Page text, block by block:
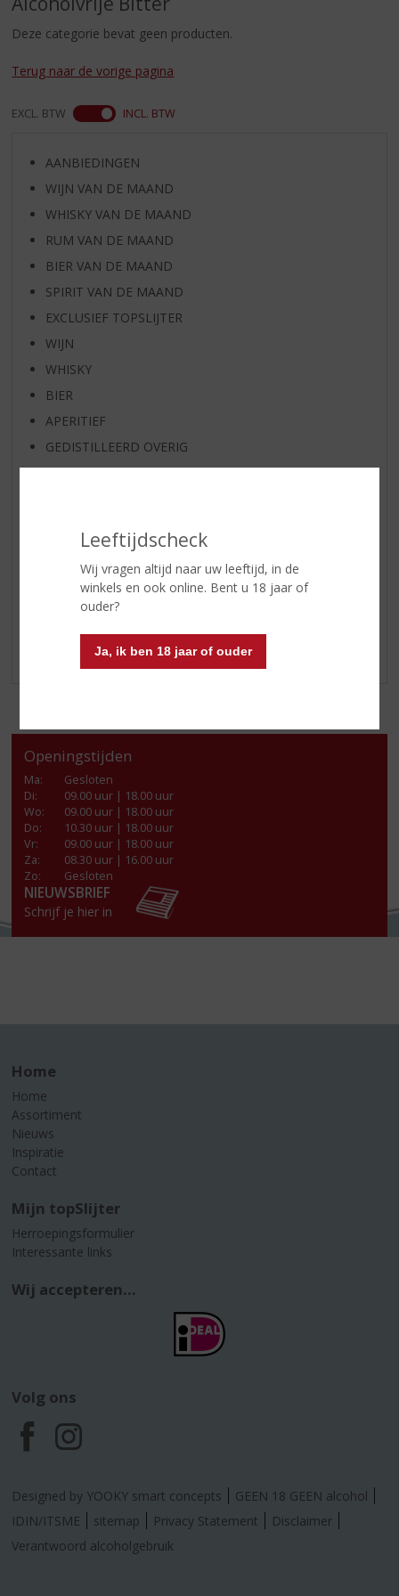
r
n
n
Leeftijdscheck
Wij vragen altijd naar uw leeftijd, in de
winkels en ook online. Bent u 18 jaar of
ouder?
Ja, ik ben 18 jaar of ouder
Deze categorie bevat geen producten.
Terug naar de vorige pagina
EXCL. BTW INCL. BTW
AANBIEDINGEN
WIJN VAN DE MAAND
WHISKY VAN DE MAAND
RUM VAN DE MAAND
BIER VAN DE MAAND
SPIRIT VAN DE MAAND
EXCLUSIEF TOPSLIJTER
WIJN
WHISKY
BIER
APERITIEF
GEDISTILLEERD OVERIG
SHOTJES
GLASWERK
GESCHENKVERPAKKING
(RELATIE)GESCHENKEN
VEGAN DRANKEN
Openingstijden
Ma:
Gesloten
Di:
09.00 uur | 18.00 uur
Wo:
09.00 uur | 18.00 uur
Do:
10.30 uur | 18.00 uur
Vr:
09.00 uur | 18.00 uur
Za:
08.30 uur | 16.00 uur
Zo:
Gesloten
NIEUWSBRIEF
Schrijf je hier in
Home
Home
Assortiment
Nieuws
Inspiratie
Contact
Mijn topSlijter
Herroepingsformulier
Interessante links
Wij accepteren...
Volg ons
F
a
c
I
n
s
Designed by YOOKY smart concepts
GEEN 18 GEEN alcohol
IDIN/ITSME
sitemap Privacy Statement
Disclaimer
Verantwoord alcoholgebruik